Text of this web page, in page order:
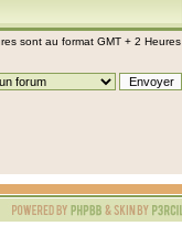
sont au format GMT + 2 Heures